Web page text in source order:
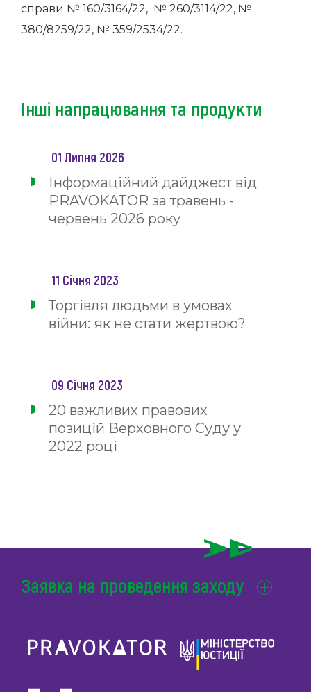
справи № 160/3164/22, № 260/3114/22, №
380/8259/22, № 359/2534/22.
Інші напрацювання та продукти
01 Липня 2026
Інформаційний дайджест від
PRAVOKATOR за травень -
червень 2026 року
11 Січня 2023
Торгівля людьми в умовах
війни: як не стати жертвою?
09 Січня 2023
20 важливих правових
позицій Верховного Суду у
2022 році
Заявка на проведення заходу